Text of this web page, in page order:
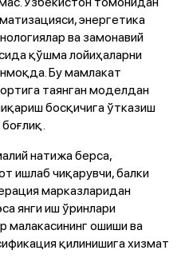
энергетика
ва замонавий
қўшма лойиҳаларни
Бу мамлакат
таянган моделдан
босқичига ўтказиш
натижа берса,
ишлаб чиқарувчи, балки
марказларидан
янги иш ўринлари
малакасининг ошиши ва
қилинишига хизмат